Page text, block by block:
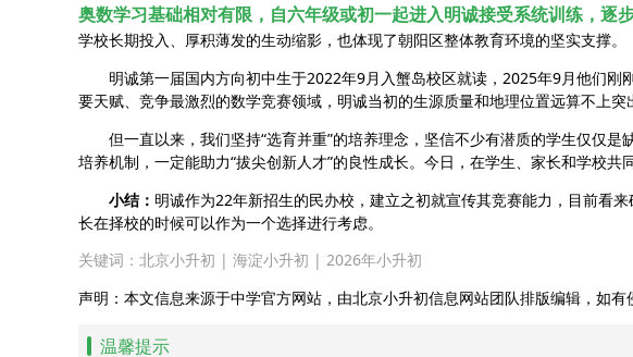
奥数学习基础相对有限，自六年级或初一起进入明诚接受系统训练，逐
学校长期投入、厚积薄发的生动缩影，也体现了朝阳区整体教育环境的坚实支撑。
明诚第一届国内方向初中生于2022年9月入蟹岛校区就读，2025年9月他们刚
要天赋、竞争最激烈的数学竞赛领域，明诚当初的生源质量和地理位置远算不上突
但一直以来，我们坚持“选育并重”的培养理念，坚信不少有潜质的学生仅仅是
培养机制，一定能助力“拔尖创新人才”的良性成长。今日，在学生、家长和学校共
小结： 明诚作为22年新招生的民办校，建立之初就宣传其竞赛能力，目前看
长在择校的时候可以作为一个选择进行考虑。
关键词： 北京小升初 | 海淀小升初 | 2026年小升初
声明：本文信息来源于中学官方网站，由北京小升初信息网站团队排版编辑，如有
温馨提示